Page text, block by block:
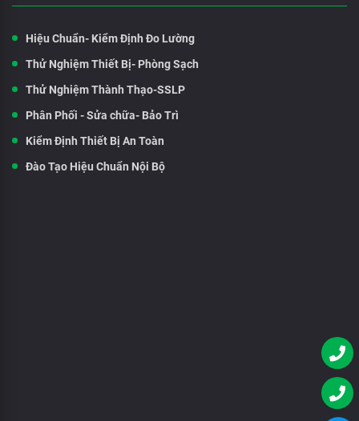
Hiệu Chuẩn- Kiểm Định Đo Lường
Thử Nghiệm Thiết Bị- Phòng Sạch
Thử Nghiệm Thành Thạo-SSLP
Phân Phối - Sửa chữa- Bảo Trì
Kiểm Định Thiết Bị An Toàn
Đào Tạo Hiệu Chuẩn Nội Bộ